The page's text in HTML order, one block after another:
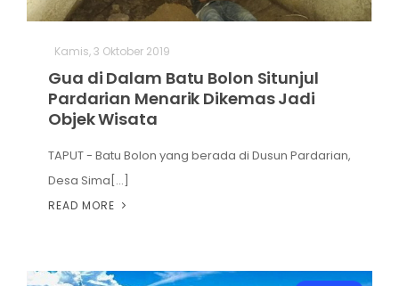
Kamis, 3 Oktober 2019
Gua di Dalam Batu Bolon Situnjul
Pardarian Menarik Dikemas Jadi
Objek Wisata
TAPUT - Batu Bolon yang berada di Dusun Pardarian,
Desa Sima[...]
READ MORE